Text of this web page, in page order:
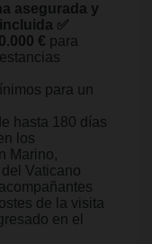
asegurada y
✅
€ para
para un
hasta 180 días
los
Marino,
Vaticano
de la visita
en el